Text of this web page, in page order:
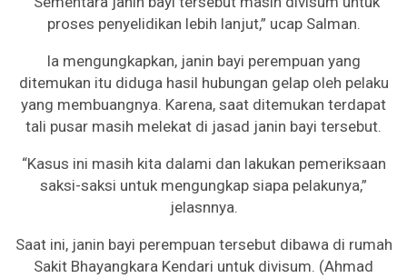
proses penyelidikan lebih lanjut,” ucap Salman.
Ia mengungkapkan, janin bayi perempuan yang
ditemukan itu diduga hasil hubungan gelap oleh pelaku
yang membuangnya. Karena, saat ditemukan terdapat
tali pusar masih melekat di jasad janin bayi tersebut.
“Kasus ini masih kita dalami dan lakukan pemeriksaan
saksi-saksi untuk mengungkap siapa pelakunya,”
jelasnnya.
Saat ini, janin bayi perempuan tersebut dibawa di rumah
Sakit Bhayangkara Kendari untuk divisum. (Ahmad